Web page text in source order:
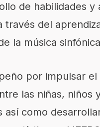
de habilidades y
través del
la música
por impulsar
las niñas, niños
así como